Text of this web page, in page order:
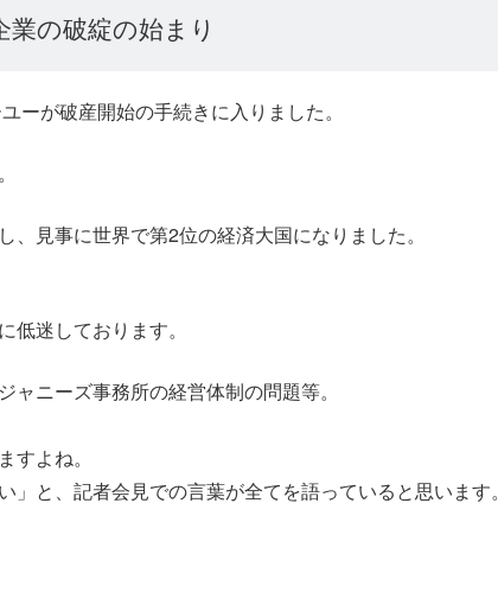
の破綻の始まり
ーが破産開始の手続きに入りました。
見事に世界で第2位の経済大国になりました。
迷しております。
ニーズ事務所の経営体制の問題等。
すよね。
と、記者会見での言葉が全てを語っていると思います。